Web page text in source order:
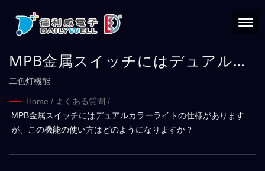
MPB金属スイッチにはデュアルカ
ラーライトの仕様がありますが、
この機能の使い方はどのようにな
りますか？
二色灯機能
Home / よくある質問 /
MPB金属スイッチにはデュアルカラーライトの仕様があります
が、この機能の使い方はどのようになりますか？